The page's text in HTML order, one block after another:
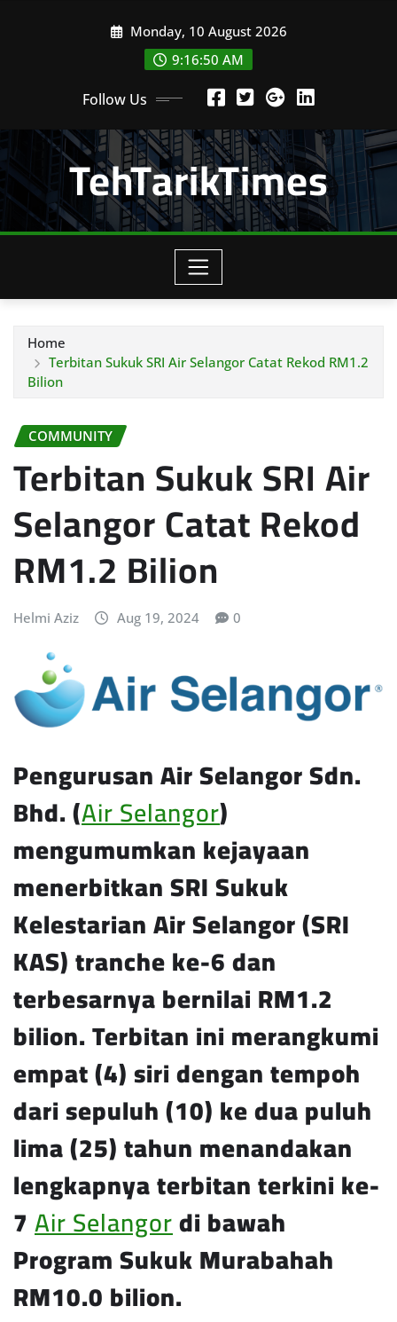
Monday, 10 August 2026
9:16:52 AM
Follow Us
TehTarikTimes
Home
Terbitan Sukuk SRI Air Selangor Catat Rekod RM1.2
Bilion
COMMUNITY
Terbitan Sukuk SRI Air
Selangor Catat Rekod
RM1.2 Bilion
Helmi Aziz Aug 19, 2024 0
Pengurusan Air Selangor Sdn.
Bhd. (Air Selangor)
mengumumkan kejayaan
menerbitkan SRI Sukuk
Kelestarian Air Selangor (SRI
KAS) tranche ke-6 dan
terbesarnya bernilai RM1.2
bilion. Terbitan ini merangkumi
empat (4) siri dengan tempoh
dari sepuluh (10) ke dua puluh
lima (25) tahun menandakan
lengkapnya terbitan terkini ke-
7Air Selangordi bawah
Program Sukuk Murabahah
RM10.0 bilion.